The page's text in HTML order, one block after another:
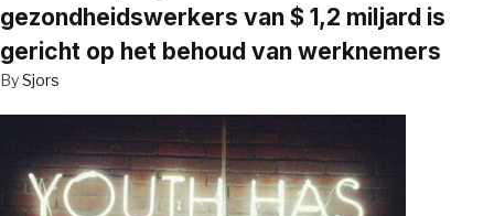
gezondheidswerkers van $ 1,2 miljard is
gericht op het behoud van werknemers
BySjors